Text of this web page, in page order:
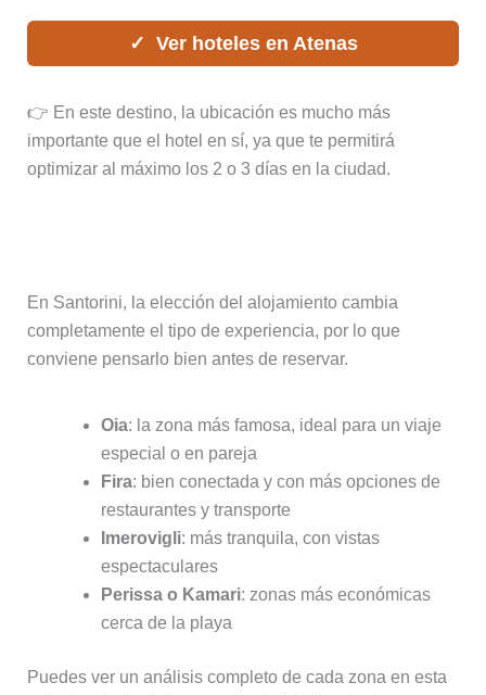
Ver hoteles en Atenas
👉 En este destino, la ubicación es mucho más
importante que el hotel en sí, ya que te permitirá
optimizar al máximo los 2 o 3 días en la ciudad.
En Santorini, la elección del alojamiento cambia
completamente el tipo de experiencia, por lo que
conviene pensarlo bien antes de reservar.
Oia: la zona más famosa, ideal para un viaje
especial o en pareja
Fira: bien conectada y con más opciones de
restaurantes y transporte
Imerovigli: más tranquila, con vistas
espectaculares
Perissa o Kamari: zonas más económicas
cerca de la playa
Puedes ver un análisis completo de cada zona en esta